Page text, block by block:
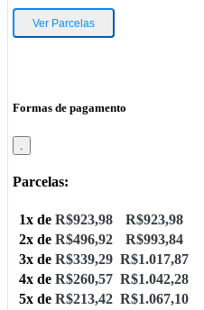
Ver Parcelas
Formas de pagamento
Parcelas:
1x de R$923,98 R$923,98
2x de R$496,92 R$993,84
3x de R$339,29 R$1.017,87
4x de R$260,57 R$1.042,28
5x de R$213,42 R$1.067,10